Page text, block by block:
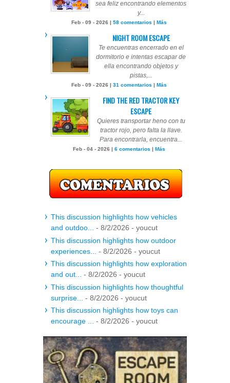
sea feliz encontrando elementos
y...
Feb - 09 - 2026 | 58 comentarios | Más
NIGHT ROOM ESCAPE
Te encuentras encerrado en el
dormitorio e intentas escapar de
ella encontrando objetos y
pistas,...
Feb - 09 - 2026 | 31 comentarios | Más
FIND THE RED TRACTOR KEY
ESCAPE
Quieres transportar heno con tu
tractor rojo, pero falta la llave.
Para encontrarla, encuentra...
Feb - 04 - 2026 | 6 comentarios | Más
This discussion highlights how vehicles
and outdoo... - 8/2/2026 - youcut
This discussion highlights how outdoor
experiences...
- 8/2/2026 - youcut
This discussion highlights how exploration
and out... - 8/2/2026 - youcut
This discussion highlights how thoughtful
surprise...
- 8/2/2026 - youcut
This discussion highlights how toys can
encourage ... - 8/2/2026 - youcut